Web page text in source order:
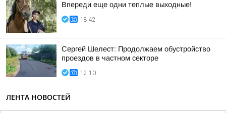
Впереди еще одни теплые выходные!
18:42
Сергей Шелест: Продолжаем обустройство
проездов в частном секторе
12:10
ЛЕНТА НОВОСТЕЙ